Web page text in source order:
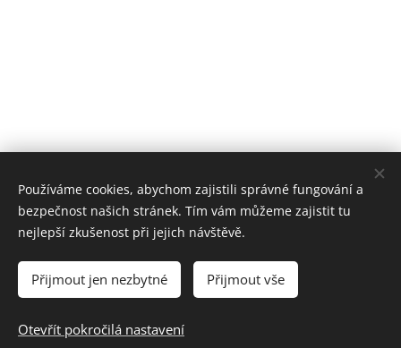
Do košíku
Cookies
Používáme cookies, abychom zajistili správné fungování a
bezpečnost našich stránek. Tím vám můžeme zajistit tu
nejlepší zkušenost při jejich návštěvě.
Přijmout jen nezbytné Přijmout vše
Otevřít pokročilá nastavení